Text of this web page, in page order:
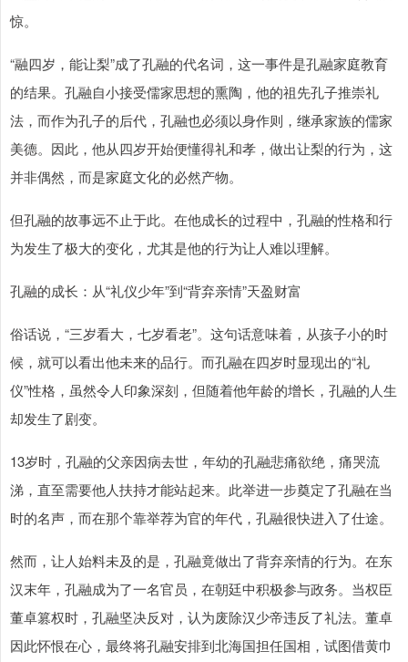
惊。
“融四岁，能让梨”成了孔融的代名词，这一事件是孔融家庭教育
的结果。孔融自小接受儒家思想的熏陶，他的祖先孔子推崇礼
法，而作为孔子的后代，孔融也必须以身作则，继承家族的儒家
美德。因此，他从四岁开始便懂得礼和孝，做出让梨的行为，这
并非偶然，而是家庭文化的必然产物。
但孔融的故事远不止于此。在他成长的过程中，孔融的性格和行
为发生了极大的变化，尤其是他的行为让人难以理解。
孔融的成长：从“礼仪少年”到“背弃亲情”天盈财富
俗话说，“三岁看大，七岁看老”。这句话意味着，从孩子小的时
候，就可以看出他未来的品行。而孔融在四岁时显现出的“礼
仪”性格，虽然令人印象深刻，但随着他年龄的增长，孔融的人生
却发生了剧变。
13岁时，孔融的父亲因病去世，年幼的孔融悲痛欲绝，痛哭流
涕，直至需要他人扶持才能站起来。此举进一步奠定了孔融在当
时的名声，而在那个靠举荐为官的年代，孔融很快进入了仕途。
然而，让人始料未及的是，孔融竟做出了背弃亲情的行为。在东
汉末年，孔融成为了一名官员，在朝廷中积极参与政务。当权臣
董卓篡权时，孔融坚决反对，认为废除汉少帝违反了礼法。董卓
因此怀恨在心，最终将孔融安排到北海国担任国相，试图借黄巾